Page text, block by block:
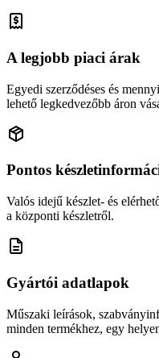
A legjobb piaci árak
Egyedi szerződéses és
lehető legkedvezőbb áron
Pontos
Valós idejű készlet- és
a központi készletről.
Gyártói adatlapok
Műszaki leírások,
minden termékhez, egy